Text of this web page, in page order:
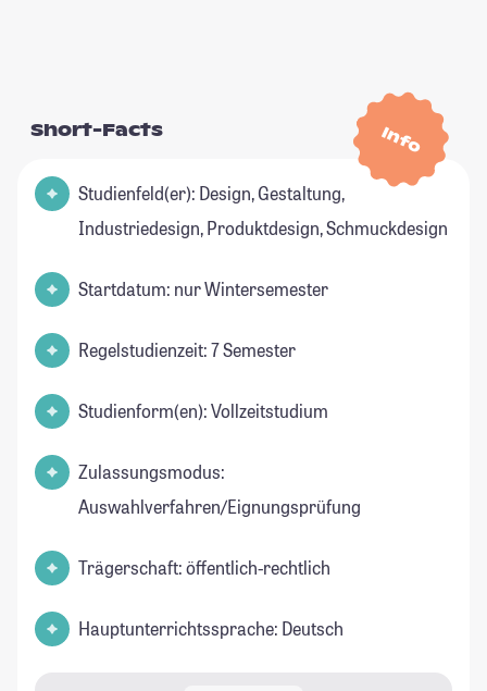
Info
Short-Facts
Studienfeld(er): Design, Gestaltung,
Industriedesign, Produktdesign, Schmuckdesign
Startdatum: nur Wintersemester
Regelstudienzeit: 7 Semester
Studienform(en): Vollzeitstudium
Zulassungsmodus:
Auswahlverfahren/Eignungsprüfung
Trägerschaft: öffentlich-rechtlich
Hauptunterrichtssprache: Deutsch